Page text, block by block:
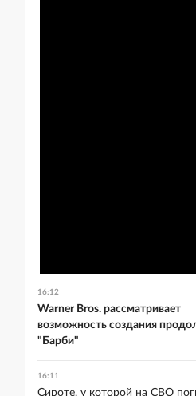
16:12
Warner Bros. рассматривает
возможность создания
"Барби"
16:11
Сироте, у которой на СВО